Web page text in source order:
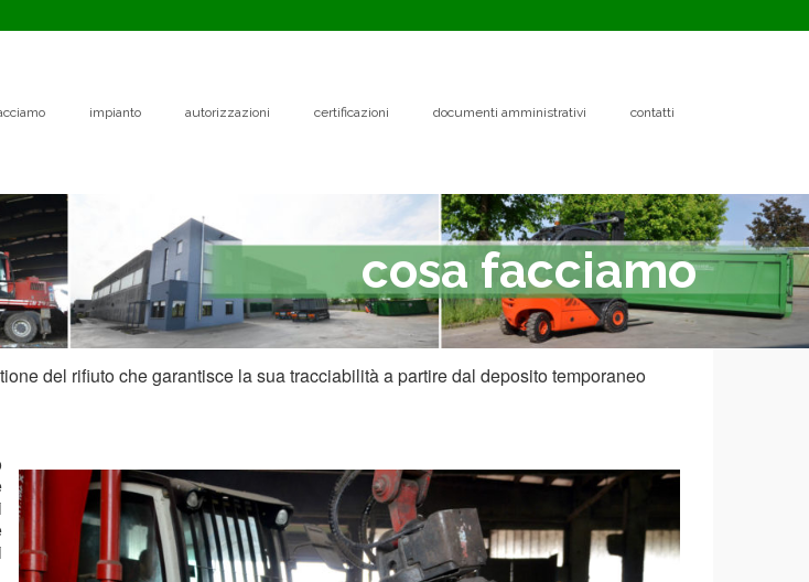
impianto autorizzazioni certificazioni documenti amministrativi contatti
cosa facciamo
del rifiuto che garantisce la sua tracciabilità a partire dal deposito temporaneo